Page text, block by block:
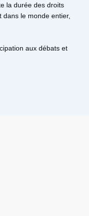
la durée des droits
le monde entier,
aux débats et